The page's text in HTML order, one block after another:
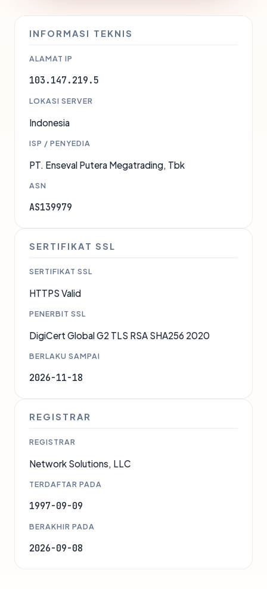
INFORMASI TEKNIS
ALAMAT IP
103.147.219.5
LOKASI SERVER
Indonesia
ISP / PENYEDIA
PT. Enseval Putera Megatrading, Tbk
ASN
AS139979
SERTIFIKAT SSL
SERTIFIKAT SSL
HTTPS Valid
PENERBIT SSL
DigiCert Global G2 TLS RSA SHA256 2020
BERLAKU SAMPAI
2026-11-18
REGISTRAR
REGISTRAR
Network Solutions, LLC
TERDAFTAR PADA
1997-09-09
BERAKHIR PADA
2026-09-08